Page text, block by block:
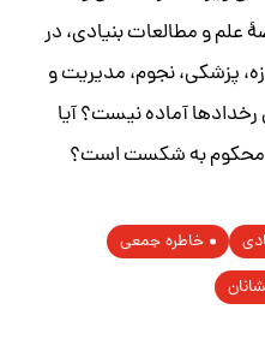
علم و مطالعات بنیادی، در
پزشکی، نجوم، مدیریت و
آماده نیست؟ آیا
محکوم به شکست است؟
خاطره جمعی